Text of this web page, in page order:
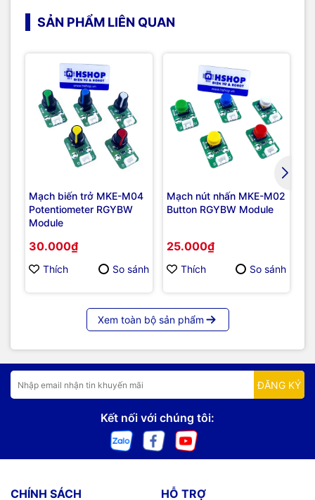
SẢN PHẨM LIÊN QUAN
Mạch biến trở MKE-M04
Potentiometer RGYBW
Module
30.000₫
Thích So sánh
Mạch nút nhấn MKE-M02
Button RGYBW Module
25.000₫
Thích So sánh
Xem toàn bộ sản phẩm
ĐĂNG KÝ
Kết nối với chúng tôi:
CHÍNH SÁCH HỖ TRỢ